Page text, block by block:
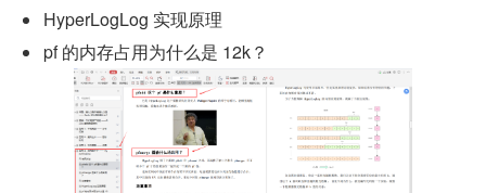
HyperLogLog 实现原理
pf 的内存占用为什么是 12k？